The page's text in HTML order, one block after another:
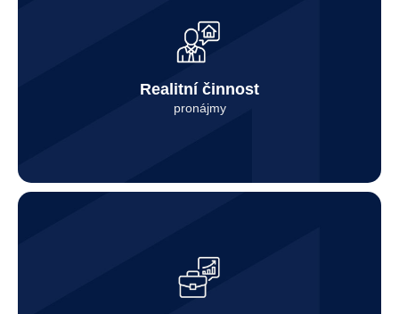
Realitní činnost
pronájmy